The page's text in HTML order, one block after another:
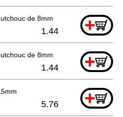
de 8mm +
1.44
de 8mm +
1.44
+
5.76